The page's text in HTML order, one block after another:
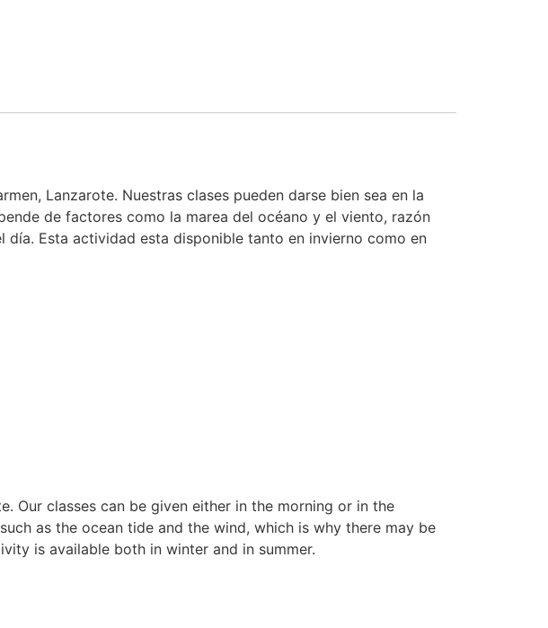
Lanzarote. Nuestras clases pueden darse bien sea en la
de factores como la marea del océano y el viento, razón
Esta actividad esta disponible tanto en invierno como en
Our classes can be given either in the morning or in the
as the ocean tide and the wind, which is why there may be
is available both in winter and in summer.